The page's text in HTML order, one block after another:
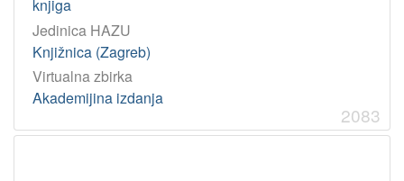
knjiga
Jedinica HAZU
Knjižnica (Zagreb)
Virtualna zbirka
Akademijina izdanja
2083